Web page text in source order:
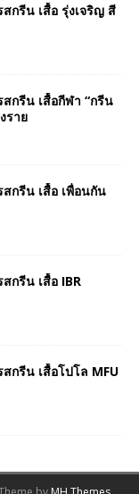
กรีน เสื้อ รุ่งเจริญ สี
กรีน เสื้อกีฬา “กรีน
ราย
สกรีน เสื้อ เพื่อนกัน
กรีน เสื้อ IBR
กรีน เสื้อโปโล MFU